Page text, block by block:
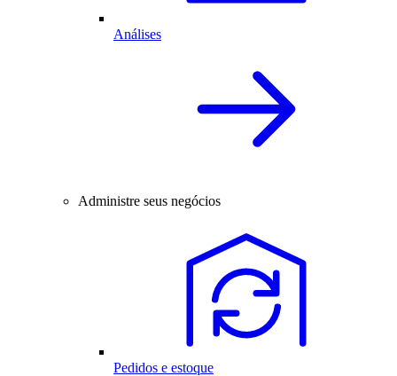
Análises
Administre seus negócios
Pedidos e estoque